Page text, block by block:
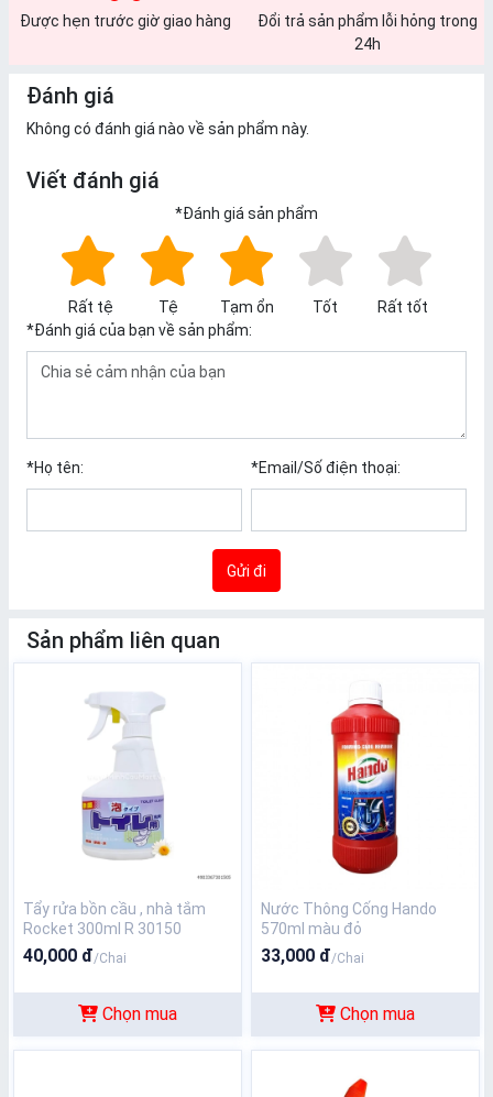
Được hẹn trước giờ giao hàng
Đổi trả sản phẩm lỗi hỏng trong
24h
Đánh giá
Không có đánh giá nào về sản phẩm này.
Viết đánh giá
*Đánh giá sản phẩm
Rất tệ Tệ Tạm ổn Tốt
Rất tốt
*Đánh giá của bạn về sản phẩm:
*Họ tên: *Email/Số điện thoại:
Gửi đi
Sản phẩm liên quan
Tẩy rửa bồn cầu , nhà tắm
Rocket 300ml R 30150
40,000 đ/Chai
Chọn mua
Nước Thông Cống Hando
570ml màu đỏ
33,000 đ/Chai
Chọn mua